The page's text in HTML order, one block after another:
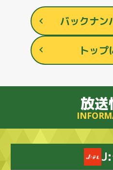
バックナン
トップ
放送
J: